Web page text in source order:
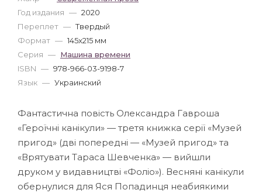
Год издания — 2020
Переплет — Твердый
Формат — 145x215 мм
Серия — Машина времени
ISBN — 978-966-03-9198-7
Язык — Украинский
Фантастична повість Олександра Гавроша
«Героїчні канікули» — третя книжка серії «Музей
пригод» (дві попередні — «Музей пригод» та
«Врятувати Тараса Шевченка» — вийшли
друком у видавництві «Фоліо»). Весняні канікули
обернулися для Яся Попадинця неабиякими